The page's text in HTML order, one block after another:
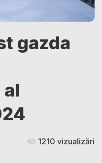
gazda
1210 vizualizări